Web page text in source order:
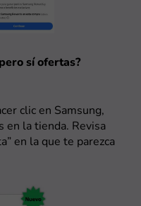
sí ofertas?
clic en Samsung,
en la tienda. Revisa
en la que te parezca